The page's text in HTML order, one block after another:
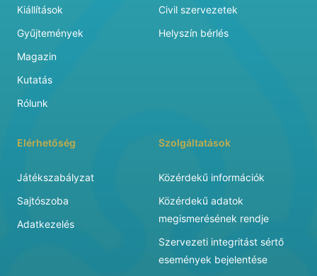
Kiállítások
Gyűjtemények
Magazin
Kutatás
Rólunk
Civil szervezetek
Helyszín bérlés
Elérhetőség
Játékszabályzat
Sajtószoba
Adatkezelés
Szolgáltatások
Közérdekű információk
Közérdekű adatok
megismerésének rendje
Szervezeti integritást sértő
események bejelentése